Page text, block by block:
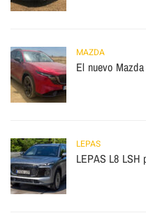
MAZDA
El nuevo
LEPAS
LEPAS L8 LSH